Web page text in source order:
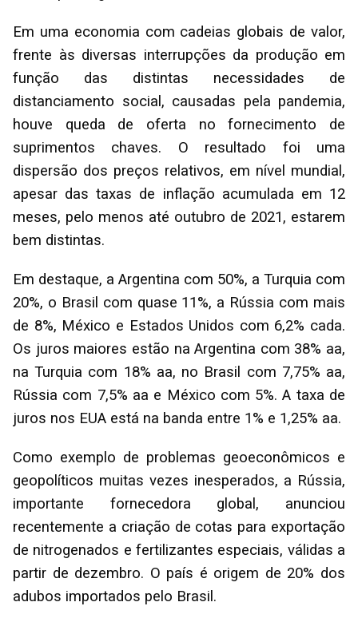
Em uma economia com cadeias globais de valor,
frente às diversas interrupções da produção em
função das distintas necessidades de
distanciamento social, causadas pela pandemia,
houve queda de oferta no fornecimento de
suprimentos chaves. O resultado foi uma
dispersão dos preços relativos, em nível mundial,
apesar das taxas de inflação acumulada em 12
meses, pelo menos até outubro de 2021, estarem
bem distintas.
Em destaque, a Argentina com 50%, a Turquia com
20%, o Brasil com quase 11%, a Rússia com mais
de 8%, México e Estados Unidos com 6,2% cada.
Os juros maiores estão na Argentina com 38% aa,
na Turquia com 18% aa, no Brasil com 7,75% aa,
Rússia com 7,5% aa e México com 5%. A taxa de
juros nos EUA está na banda entre 1% e 1,25% aa.
Como exemplo de problemas geoeconômicos e
geopolíticos muitas vezes inesperados, a Rússia,
importante fornecedora global, anunciou
recentemente a criação de cotas para exportação
de nitrogenados e fertilizantes especiais, válidas a
partir de dezembro. O país é origem de 20% dos
adubos importados pelo Brasil.